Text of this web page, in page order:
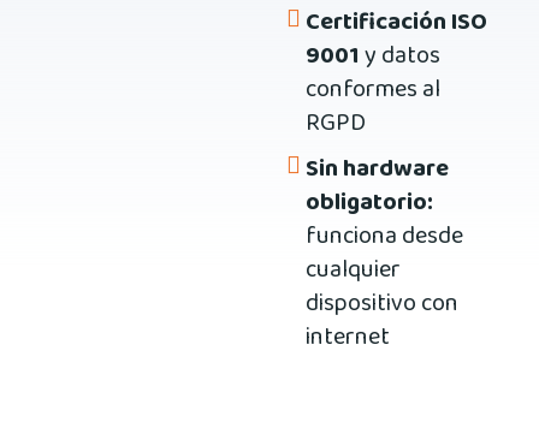
Certificación ISO
9001y datos
conformes al
RGPD
Sin hardware
obligatorio:
funciona desde
cualquier
dispositivo con
internet